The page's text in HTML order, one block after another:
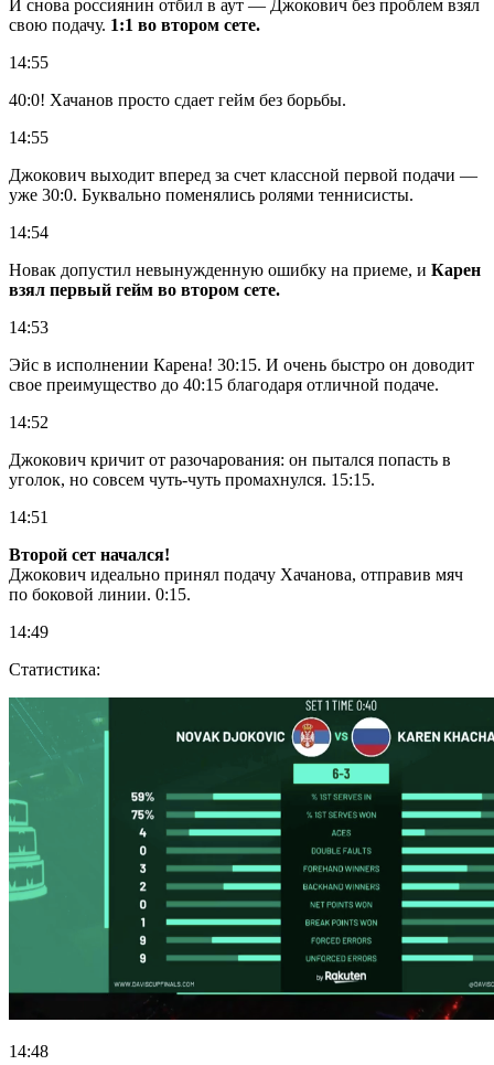
И снова россиянин отбил в аут — Джокович без проблем взял
свою подачу. 1:1 во втором сете.
14:55
40:0! Хачанов просто сдает гейм без борьбы.
14:55
Джокович выходит вперед за счет классной первой подачи —
уже 30:0. Буквально поменялись ролями теннисисты.
14:54
Новак допустил невынужденную ошибку на приеме, и Карен
взял первый гейм во втором сете.
14:53
Эйс в исполнении Карена! 30:15. И очень быстро он доводит
свое преимущество до 40:15 благодаря отличной подаче.
14:52
Джокович кричит от разочарования: он пытался попасть в
уголок, но совсем чуть-чуть промахнулся. 15:15.
14:51
Второй сет начался!
Джокович идеально принял подачу Хачанова, отправив мяч
по боковой линии. 0:15.
14:49
Статистика:
14:48